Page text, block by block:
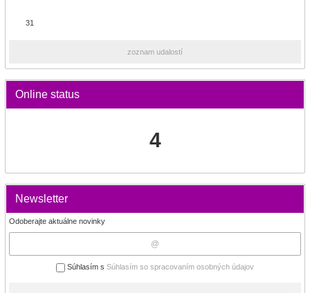
31
zoznam udalostí
Online status
4
Newsletter
Odoberajte aktuálne novinky
Súhlasím s Súhlasím so spracovaním osobných údajov